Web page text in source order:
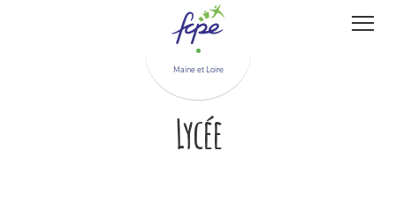
Maine et Loire
Lycée